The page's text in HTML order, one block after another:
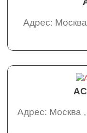
Адрес:
Адрес: Москва